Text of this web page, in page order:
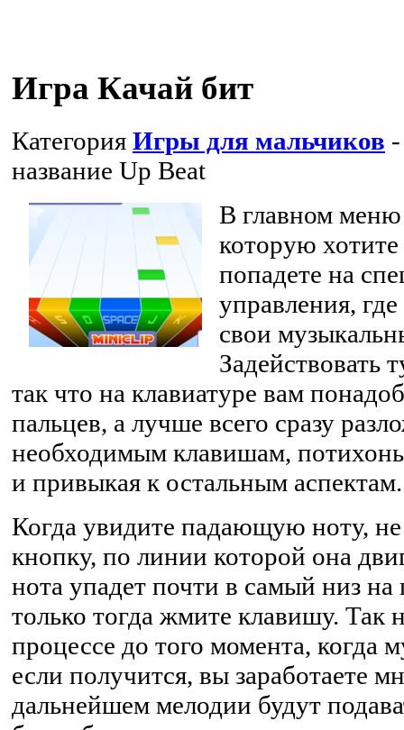
Игра Качай бит
Категория Игры для мальчиков
название Up Beat
В главном
которую хотите
попадете на
управления,
свои
Задействовать
так что на клавиатуре вам
пальцев, а лучше всего сразу
необходимым клавишам,
и привыкая к остальным аспектам.
Когда увидите падающую ноту,
кнопку, по линии которой она
нота упадет почти в самый низ
только тогда жмите клавишу. Так
процессе до того момента, когда
если получится, вы заработаете
дальнейшем мелодии будут